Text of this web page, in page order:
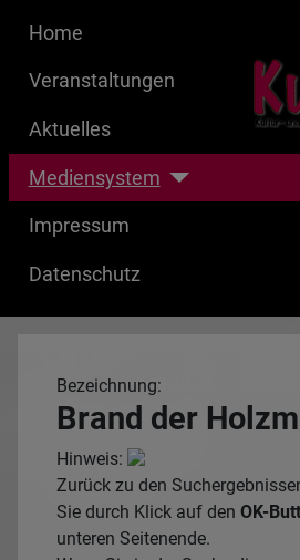
Home
Veranstaltungen
Aktuelles
Mediensystem
Impressum
Datenschutz
Bezeichnung:
Brand der
Hinweis:
Zurück zu den
Sie durch Klick auf den OK-
unteren Seitenende.